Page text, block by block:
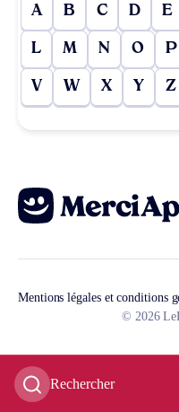
Rechercher
A B C D E
L M N O P
V W X Y Z
Mentions légales et conditions
© 2026